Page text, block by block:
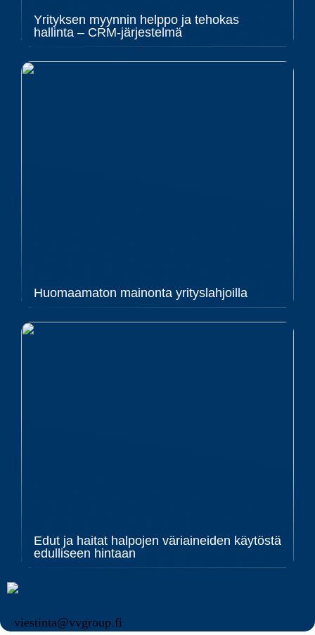
Yrityksen myynnin helppo ja tehokas
hallinta – CRM-järjestelmä
Huomaamaton mainonta yrityslahjoilla
Edut ja haitat halpojen väriaineiden käytöstä
edulliseen hintaan
viestinta@vvgroup.fi